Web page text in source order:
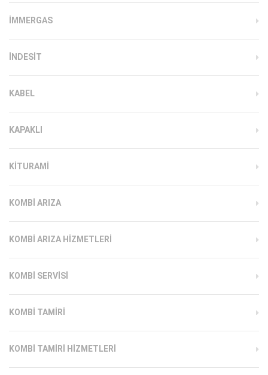
İMMERGAS
INDESIT
KABEL
KAPAKLI
KITURAMI
KOMBI ARIZA
KOMBI ARIZA HIZMETLERI
KOMBI SERVISI
KOMBI TAMIRI
KOMBI TAMIRI HIZMETLERI